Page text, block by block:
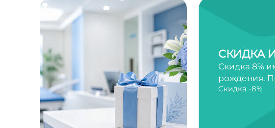
СКИДКА
Скидка 8%
рождения.
Скидка -8%